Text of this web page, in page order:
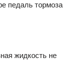
педаль тормоза
жидкость не